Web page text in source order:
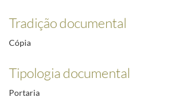
Tradição documental
Cópia
Tipologia documental
Portaria